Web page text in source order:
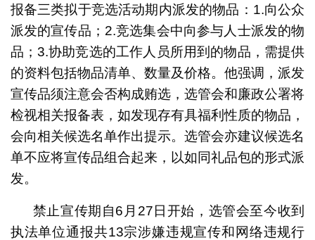
报备三类拟于竞选活动期内派发的物品：1.向公众
派发的宣传品；2.竞选集会中向参与人士派发的物
品；3.协助竞选的工作人员所用到的物品，需提供
的资料包括物品清单、数量及价格。他强调，派发
宣传品须注意会否构成贿选，选管会和廉政公署将
检视相关报备表，如发现存有具福利性质的物品，
会向相关候选名单作出提示。选管会亦建议候选名
单不应将宣传品组合起来，以如同礼品包的形式派
发。
禁止宣传期自6月27日开始，选管会至今收到
执法单位通报共13宗涉嫌违规宣传和网络违规行